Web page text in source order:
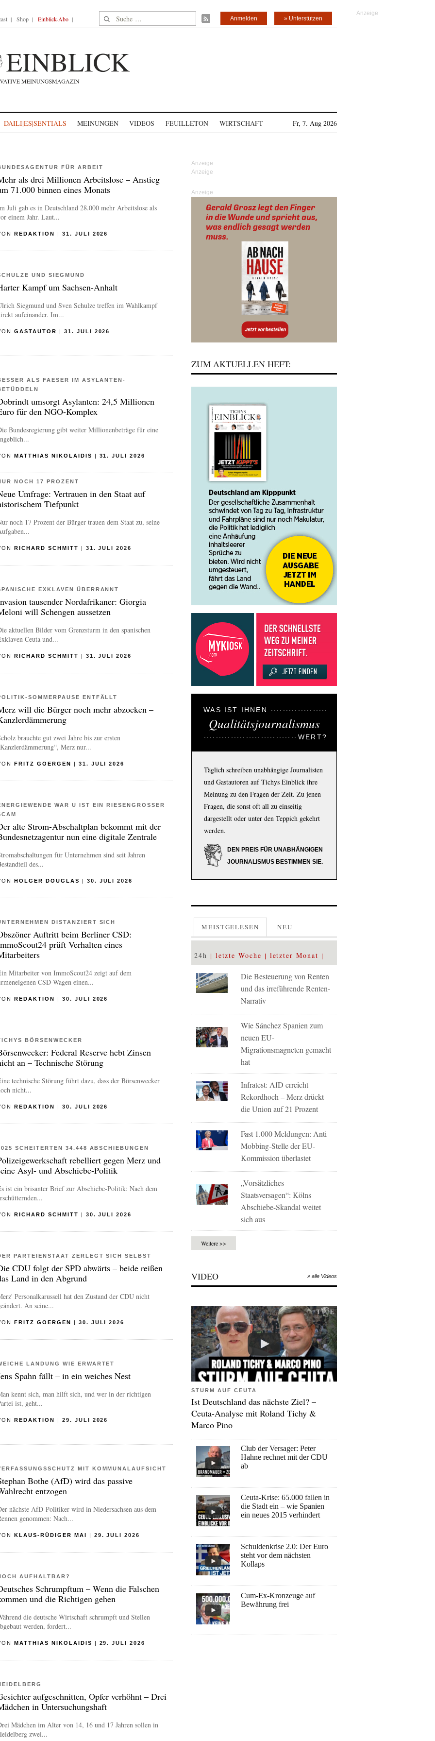
Shop Einblick-Abo Suche nach: » Unterstützen
Anmelden
DAILI|ES|SENTIALS MEINUNGEN VIDEOS FEUILLETON WIRTSCHAFT Fr, 7. Aug 2026
FÜR ARBEIT
als drei Millionen Arbeitslose – Anstieg
71.000 binnen eines Monats
Juli gab es in Deutschland 28.000 mehr Arbeitslose als
einem Jahr. Laut...
REDAKTION | 31. JULI 2026
UND SIEGMUND
Kampf um Sachsen-Anhalt
Siegmund und Sven Schulze treffen im Wahlkampf
aufeinander. Im...
GASTAUTOR | 31. JULI 2026
ALS FAESER IM ASYLANTEN-
umsorgt Asylanten: 24,5 Millionen
für den NGO-Komplex
Bundesregierung gibt weiter Millionenbeträge für eine
MATTHIAS NIKOLAIDIS | 31. JULI 2026
NOCH 17 PROZENT
Umfrage: Vertrauen in den Staat auf
Tiefpunkt
noch 17 Prozent der Bürger trauen dem Staat zu, seine
RICHARD SCHMITT | 31. JULI 2026
EXKLAVEN ÜBERRANNT
tausender Nordafrikaner: Giorgia
will Schengen aussetzen
aktuellen Bilder vom Grenzsturm in den spanischen
Ceuta und...
RICHARD SCHMITT | 31. JULI 2026
SOMMERPAUSE ENTFÄLLT
will die Bürger noch mehr abzocken –
brauchte gut zwei Jahre bis zur ersten
Merz nur...
FRITZ GOERGEN | 31. JULI 2026
WAR U IST EIN RIESENGROSSER S
alte Strom-Abschaltplan bekommt mit der
nun eine digitale Zentrale
für Unternehmen sind seit Jahren
des...
HOLGER DOUGLAS | 30. JULI 2026
DISTANZIERT SICH
Auftritt beim Berliner CSD:
prüft Verhalten eines
Mitarbeiter von ImmoScout24 zeigt auf dem
CSD-Wagen einen...
REDAKTION | 30. JULI 2026
BÖRSENWECKER
Federal Reserve hebt Zinsen
an – Technische Störung
technische Störung führt dazu, dass der Börsenwecker
nicht...
REDAKTION | 30. JULI 2026
SCHEITERTEN 34.448 ABSCHIEBUNGEN
rebelliert gegen Merz und
Asyl- und Abschiebe-Politik
ist ein brisanter Brief zur Abschiebe-Politik: Nach dem
RICHARD SCHMITT | 30. JULI 2026
PARTEIENSTAAT ZERLEGT SICH SELBST
CDU folgt der SPD abwärts – beide reißen
Land in den Abgrund
Personalkarussell hat den Zustand der CDU nicht
An seine...
FRITZ GOERGEN | 30. JULI 2026
LANDUNG WIE ERWARTET
Spahn fällt – in ein weiches Nest
kennt sich, man hilft sich, und wer in der richtigen
ist, geht...
REDAKTION | 29. JULI 2026
MIT KOMMUNALAUFSICHT
Bothe (AfD) wird das passive
entzogen
nächste AfD-Politiker wird in Niedersachsen aus dem
genommen: Nach...
KLAUS-RÜDIGER MAI | 29. JULI 2026
AUFHALTBAR?
Schrumpftum – Wenn die Falschen
und die Richtigen gehen
die deutsche Wirtschaft schrumpft und Stellen
werden, fordert...
MATTHIAS NIKOLAIDIS | 29. JULI 2026
aufgeschnitten, Opfer verhöhnt – Drei
in Untersuchungshaft
Mädchen im Alter von 14, 16 und 17 Jahren sollen in
zwei...
Anzeige
ZUM AKTUELLEN HEFT:
WAS IST IHNEN
Qualitätsjournalismus
WERT?
Täglich schreiben unabhängige Journalisten
und Gastautoren auf Tichys Einblick ihre
Meinung zu den Fragen der Zeit. Zu jenen
Fragen, die sonst oft all zu einseitig
dargestellt oder unter den Teppich gekehrt
werden.
DEN PREIS FÜR UNABHÄNGIGEN
JOURNALISMUS BESTIMMEN SIE.
MEISTGELESEN NEU
24h letzte Woche letzter Monat
Die Besteuerung von Renten
und das irreführende Renten-
Narrativ
Wie Sánchez Spanien zum
neuen EU-
Migrationsmagneten gemacht
hat
Infratest: AfD erreicht
Rekordhoch – Merz drückt
die Union auf 21 Prozent
Fast 1.000 Meldungen: Anti-
Mobbing-Stelle der EU-
Kommission überlastet
„Vorsätzliches
Staatsversagen“: Kölns
Abschiebe-Skandal weitet
sich aus
Weitere >>
VIDEO » alle Videos
STURM AUF CEUTA
Ist Deutschland das nächste Ziel? –
Ceuta-Analyse mit Roland Tichy &
Marco Pino
Club der Versager: Peter
Hahne rechnet mit der CDU
ab
Ceuta-Krise: 65.000 fallen in
die Stadt ein – wie Spanien
ein neues 2015 verhindert
Schuldenkrise 2.0: Der Euro
steht vor dem nächsten
Kollaps
Cum-Ex-Kronzeuge auf
Bewährung frei